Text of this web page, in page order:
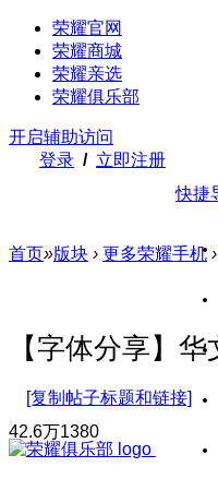
荣耀官网
荣耀商城
荣耀亲选
荣耀俱乐部
开启辅助访问
登录 / 立即注册
快捷
首页»版块 › 更多荣耀手机 ›
【字体分享】
[复制帖子标题和链接]
42.6万1380